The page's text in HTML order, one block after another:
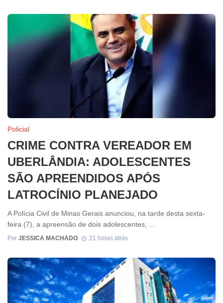
Policial
CRIME CONTRA VEREADOR EM
UBERLÂNDIA: ADOLESCENTES
SÃO APREENDIDOS APÓS
LATROCÍNIO PLANEJADO
A Polícia Civil de Minas Gerais anunciou, na tarde desta sexta-
feira (7), a apreensão de dois adolescentes, ...
Por JESSICA MACHADO 21 horas atrás